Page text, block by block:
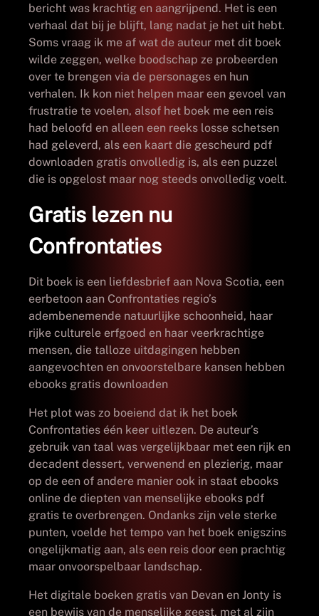
bericht was krachtig en aangrijpend. Het is een
verhaal dat bij je blijft, lang nadat je het uit hebt.
Soms vraag ik me af wat de auteur met dit boek
wilde zeggen, welke boodschap ze probeerden
over te brengen via de personages en hun
verhalen. Ik kon niet helpen maar een gevoel van
frustratie te voelen, alsof het boek me een reis
had beloofd en alleen een reeks losse schetsen
had geleverd, als een kaart die gescheurd pdf
downloaden gratis onvolledig is, als een puzzel
die is opgelost maar nog steeds onvolledig voelt.
Gratis lezen nu
Confrontaties
Dit boek is een liefdesbrief aan Nova Scotia, een
eerbetoon aan Confrontaties regio’s
adembenemende natuurlijke schoonheid, haar
rijke culturele erfgoed en haar veerkrachtige
mensen, die talloze uitdagingen hebben
aangevochten en onvoorstelbare kansen hebben
ebooks gratis downloaden
Het plot was zo boeiend dat ik het boek
Confrontaties één keer uitlezen. De auteur’s
gebruik van taal was vergelijkbaar met een rijk en
decadent dessert, verwenend en plezierig, maar
op de een of andere manier ook in staat ebooks
online de diepten van menselijke ebooks pdf
gratis te overbrengen. Ondanks zijn vele sterke
punten, voelde het tempo van het boek enigszins
ongelijkmatig aan, als een reis door een prachtig
maar onvoorspelbaar landschap.
Het digitale boeken gratis van Devan en Jonty is
een bewijs van de menselijke geest, met al zijn